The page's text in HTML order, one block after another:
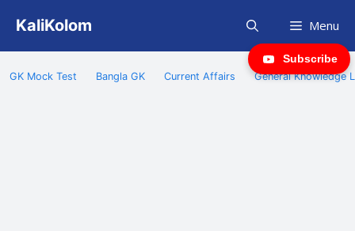
content
KaliKolom Menu
GK Mock Test Bangla GK Current Affairs General Knowledge
Subscribe